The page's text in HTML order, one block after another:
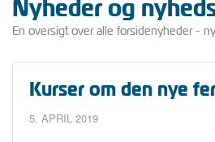
Nyheder og
En oversigt over alle forsidenyheder -
Kurser om den nye
5. APRIL 2019